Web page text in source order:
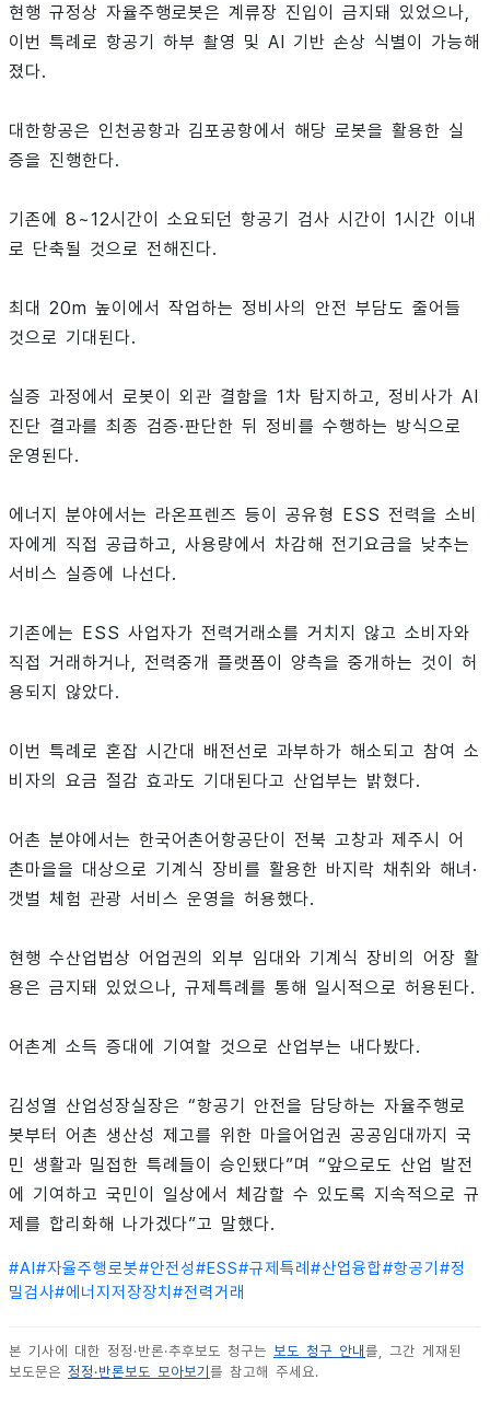
현행 규정상 자율주행로봇은 계류장 진입이 금지돼 있었으나,
이번 특례로 항공기 하부 촬영 및 AI 기반 손상 식별이 가능해
졌다.
대한항공은 인천공항과 김포공항에서 해당 로봇을 활용한 실
증을 진행한다.
기존에 8~12시간이 소요되던 항공기 검사 시간이 1시간 이내
로 단축될 것으로 전해진다.
최대 20m 높이에서 작업하는 정비사의 안전 부담도 줄어들
것으로 기대된다.
실증 과정에서 로봇이 외관 결함을 1차 탐지하고, 정비사가 AI
진단 결과를 최종 검증·판단한 뒤 정비를 수행하는 방식으로
운영된다.
에너지 분야에서는 라온프렌즈 등이 공유형 ESS 전력을 소비
자에게 직접 공급하고, 사용량에서 차감해 전기요금을 낮추는
서비스 실증에 나선다.
기존에는 ESS 사업자가 전력거래소를 거치지 않고 소비자와
직접 거래하거나, 전력중개 플랫폼이 양측을 중개하는 것이 허
용되지 않았다.
이번 특례로 혼잡 시간대 배전선로 과부하가 해소되고 참여 소
비자의 요금 절감 효과도 기대된다고 산업부는 밝혔다.
어촌 분야에서는 한국어촌어항공단이 전북 고창과 제주시 어
촌마을을 대상으로 기계식 장비를 활용한 바지락 채취와 해녀·
갯벌 체험 관광 서비스 운영을 허용했다.
현행 수산업법상 어업권의 외부 임대와 기계식 장비의 어장 활
용은 금지돼 있었으나, 규제특례를 통해 일시적으로 허용된다.
어촌계 소득 증대에 기여할 것으로 산업부는 내다봤다.
김성열 산업성장실장은 “항공기 안전을 담당하는 자율주행로
봇부터 어촌 생산성 제고를 위한 마을어업권 공공임대까지 국
민 생활과 밀접한 특례들이 승인됐다”며 “앞으로도 산업 발전
에 기여하고 국민이 일상에서 체감할 수 있도록 지속적으로 규
제를 합리화해 나가겠다”고 말했다.
#AI #자율주행로봇#안전성#ESS#규제특례 #산업융합#항공기 #정
밀검사#에너지저장장치 #전력거래
본 기사에 대한 정정·반론·추후보도 청구는 보도 청구 안내 를, 그간 게재된
보도문은 정정·반론보도 모아보기 를 참고해 주세요.